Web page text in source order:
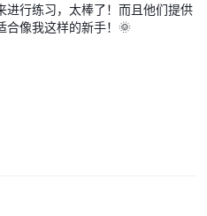
进行练习，太棒了！而且他们提供
合像我这样的新手！🌞